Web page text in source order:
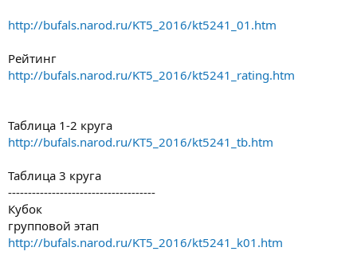
http://bufals.narod.ru/KT5_2016/kt5241_01.htm
Рейтинг
http://bufals.narod.ru/KT5_2016/kt5241_rating.htm
Таблица 1-2 круга
http://bufals.narod.ru/KT5_2016/kt5241_tb.htm
Таблица 3 круга
-------------------------------------
Кубок
групповой этап
http://bufals.narod.ru/KT5_2016/kt5241_k01.htm